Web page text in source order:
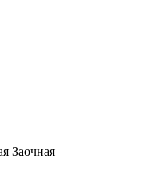
Заочная